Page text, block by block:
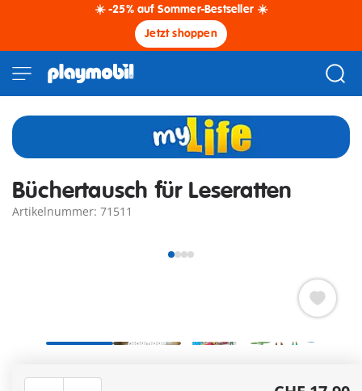
☀️ -25% auf Sommer-Bestseller ☀️
Jetzt shoppen
Büchertausch für Leseratten
Artikelnummer: 71511